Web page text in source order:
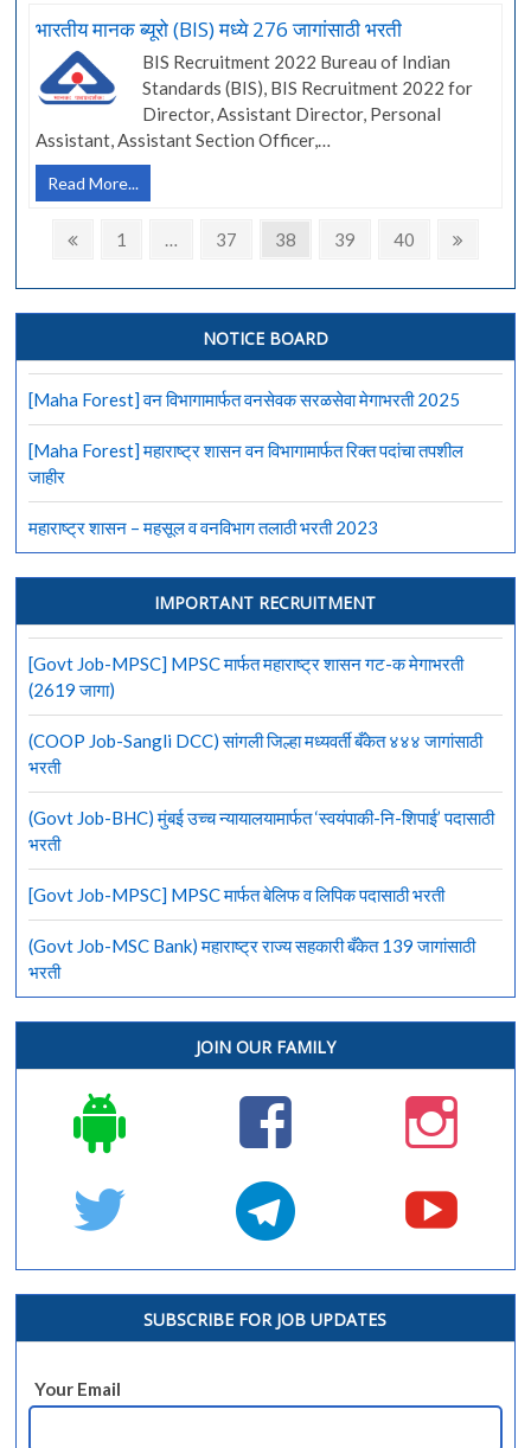
सदर्न
कमांड
पुणे
येथे
‘ग्रुप
C’
पदांची
भरती
भारतीय मानक ब्यूरो (BIS) मध्ये 276 जागांसाठी भरती
BIS Recruitment 2022 Bureau of Indian
Standards (BIS), BIS Recruitment 2022 for
Director, Assistant Director, Personal
Assistant, Assistant Section Officer,…
Read More...
मानक
भरती
PostsPrevious
Page
1 … Page
37 Page
38 Page
39 Page
40
Next
NOTICE BOARD
[Maha Forest] वन विभागामार्फत वनसेवक सरळसेवा मेगाभरती 2025
[Maha Forest] महाराष्ट्र शासन वन विभागामार्फत रिक्त पदांचा तपशील
जाहीर
महाराष्ट्र शासन – महसूल व वनविभाग तलाठी भरती 2023
IMPORTANT RECRUITMENT
[Govt Job-MPSC] MPSC मार्फत महाराष्ट्र शासन गट-क मेगाभरती
(2619 जागा)
(COOP Job-Sangli DCC) सांगली जिल्हा मध्यवर्ती बँकेत ४४४ जागांसाठी
भरती
(Govt Job-BHC) मुंबई उच्च न्यायालयामार्फत ‘स्वयंपाकी-नि-शिपाई’ पदासाठी
भरती
[Govt Job-MPSC] MPSC मार्फत बेलिफ व लिपिक पदासाठी भरती
(Govt Job-MSC Bank) महाराष्ट्र राज्य सहकारी बँकेत 139 जागांसाठी
भरती
JOIN OUR FAMILY
SUBSCRIBE FOR JOB UPDATES
Your Email